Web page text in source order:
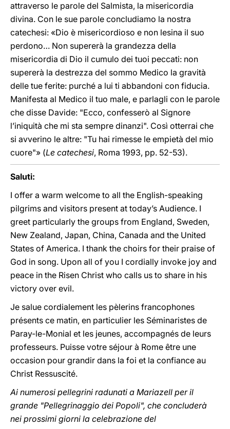
attraverso le parole del Salmista, la misericordia
divina. Con le sue parole concludiamo la nostra
catechesi: «Dio è misericordioso e non lesina il suo
perdono… Non supererà la grandezza della
misericordia di Dio il cumulo dei tuoi peccati: non
supererà la destrezza del sommo Medico la gravità
delle tue ferite: purché a lui ti abbandoni con fiducia.
Manifesta al Medico il tuo male, e parlagli con le parole
che disse Davide: "Ecco, confesserò al Signore
l’iniquità che mi sta sempre dinanzi". Così otterrai che
si avverino le altre: "Tu hai rimesse le empietà del mio
cuore"» (Le catechesi, Roma 1993, pp. 52-53).
Saluti:
I offer a warm welcome to all the English-speaking
pilgrims and visitors present at today’s Audience. I
greet particularly the groups from England, Sweden,
New Zealand, Japan, China, Canada and the United
States of America. I thank the choirs for their praise of
God in song. Upon all of you I cordially invoke joy and
peace in the Risen Christ who calls us to share in his
victory over evil.
Je salue cordialement les pèlerins francophones
présents ce matin, en particulier les Séminaristes de
Paray-le-Monial et les jeunes, accompagnés de leurs
professeurs. Puisse votre séjour à Rome être une
occasion pour grandir dans la foi et la confiance au
Christ Ressuscité.
Ai numerosi pellegrini radunati a Mariazell per il
grande "Pellegrinaggio dei Popoli", che concluderà
nei prossimi giorni la celebrazione del